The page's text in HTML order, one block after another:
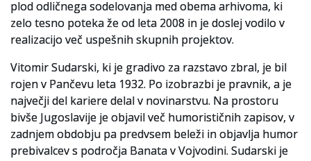
Vodnik po fondih in zbirkah
Za ustvarjalce
Strokovna usposabljanja za uslužbence
Gradivo
plod odličnega sodelovanja med obema arhivoma, ki
zelo tesno poteka že od leta 2008 in je doslej vodilo v
realizacijo več uspešnih skupnih projektov.
Vitomir Sudarski, ki je gradivo za razstavo zbral, je bil
rojen v Pančevu leta 1932. Po izobrazbi je pravnik, a je
največji del kariere delal v novinarstvu. Na prostoru
bivše Jugoslavije je objavil več humorističnih zapisov, v
zadnjem obdobju pa predvsem beleži in objavlja humor
prebivalcev s področja Banata v Vojvodini. Sudarski je